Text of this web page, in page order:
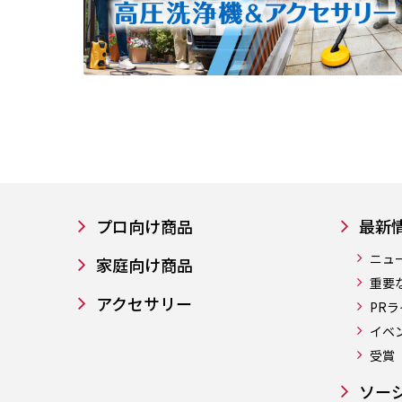
プロ向け商品
家庭向け商品
アクセサリー
最新
ニュ
重要
PR
イベ
受賞
ソー